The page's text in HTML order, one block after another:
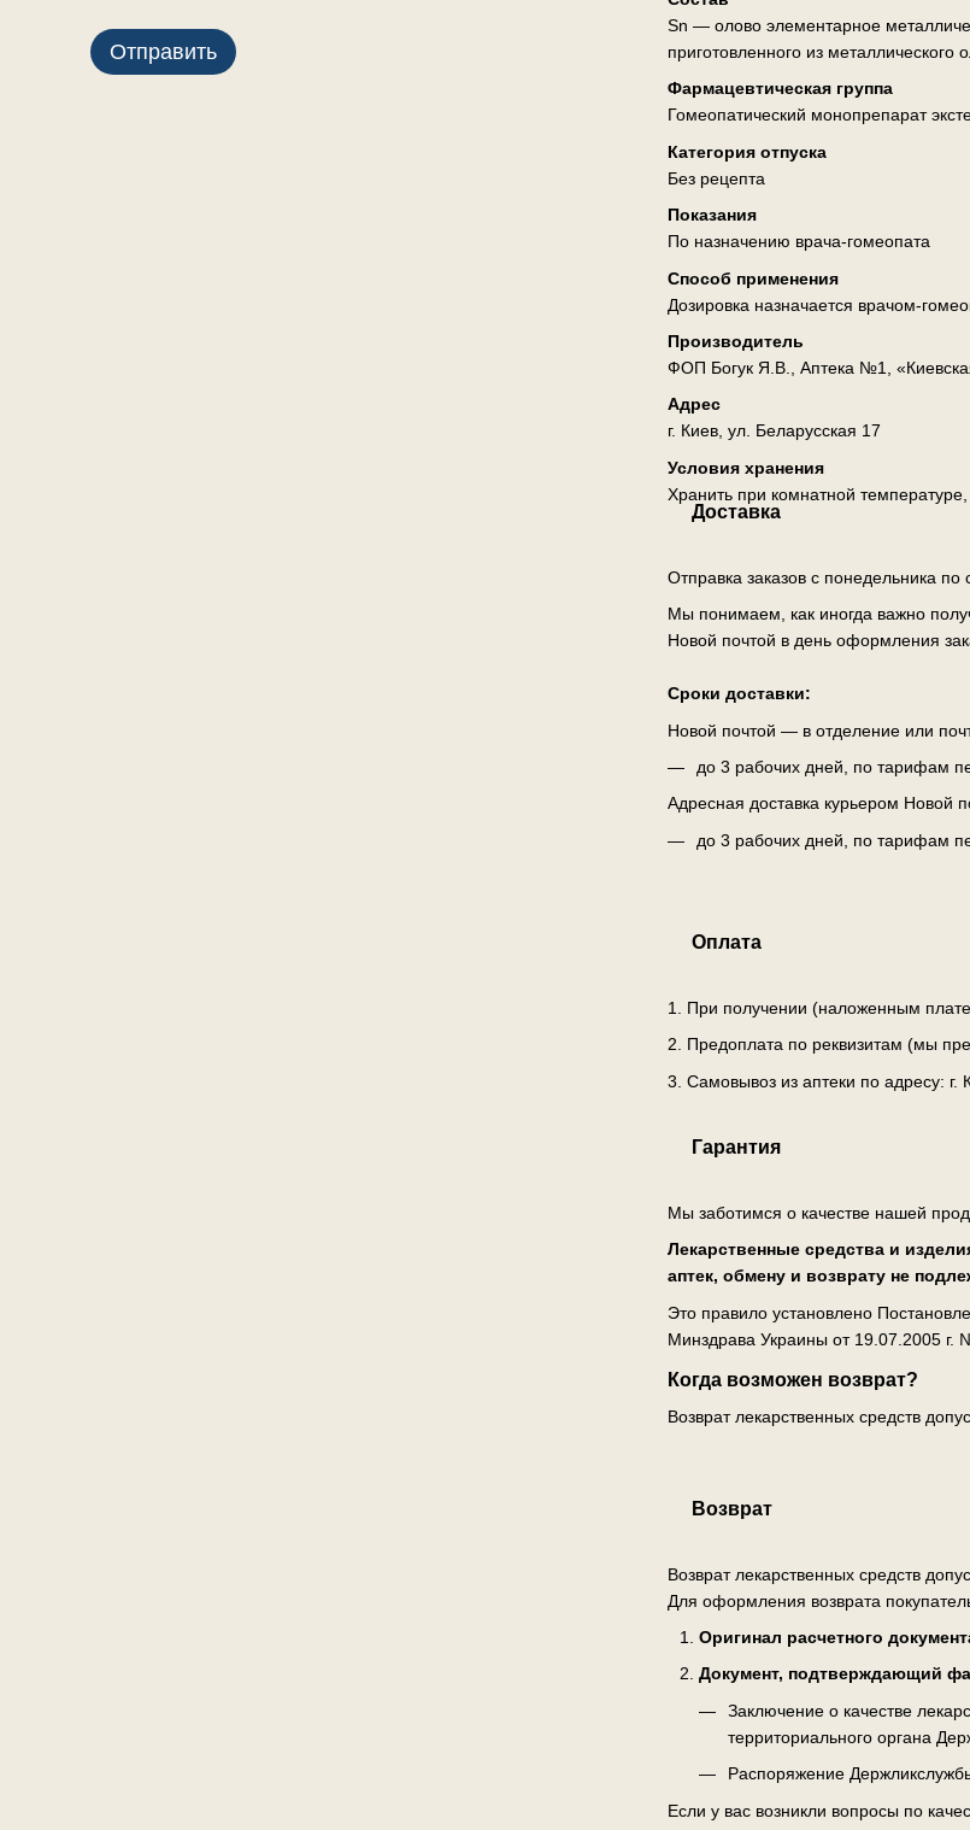
Отправить
Sn — олово элементарное
приготовленного из металлического
Фармацевтическая группа
Гомеопатический монопрепарат
Категория отпуска
Без рецепта
Показания
По назначению врача-гомеопата
Способ применения
Дозировка назначается врачом-
Производитель
ФОП Богук Я.В., Аптека №1,
Адрес
г. Киев, ул. Беларусская 17
Условия хранения
Хранить при комнатной
Доставка
Отправка заказов с понедельника по
Мы понимаем, как иногда важно
Новой почтой в день оформления
Сроки доставки:
Новой почтой — в отделение или
до 3 рабочих дней, по тарифам
Адресная доставка курьером Новой
до 3 рабочих дней, по тарифам
Оплата
1. При получении (наложенным
2. Предоплата по реквизитам (мы
3. Самовывоз из аптеки по адресу:
Гарантия
Мы заботимся о качестве нашей
Лекарственные средства и
аптек, обмену и возврату не
Это правило установлено
Минздрава Украины от 19.07.2005 г.
Когда возможен возврат?
Возврат лекарственных средств
Возврат
Возврат лекарственных средств
Для оформления возврата
Оригинал расчетного
Документ, подтверждающий
Заключение о качестве
территориального органа
Распоряжение
Если у вас возникли вопросы по